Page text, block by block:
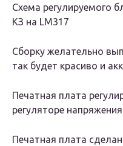
Схема регулируемого
КЗ на LM317
Сборку желательно
так будет красиво и
Печатная плата
регуляторе
Печатная плата